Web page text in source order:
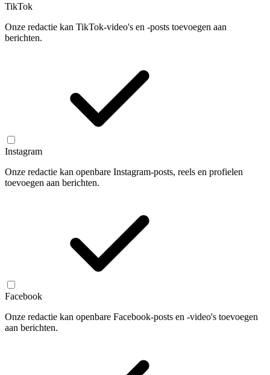
TikTok
Onze redactie kan TikTok-video's en -posts toevoegen aan
berichten.
Instagram
Onze redactie kan openbare Instagram-posts, reels en profielen
toevoegen aan berichten.
Facebook
Onze redactie kan openbare Facebook-posts en -video's toevoegen
aan berichten.